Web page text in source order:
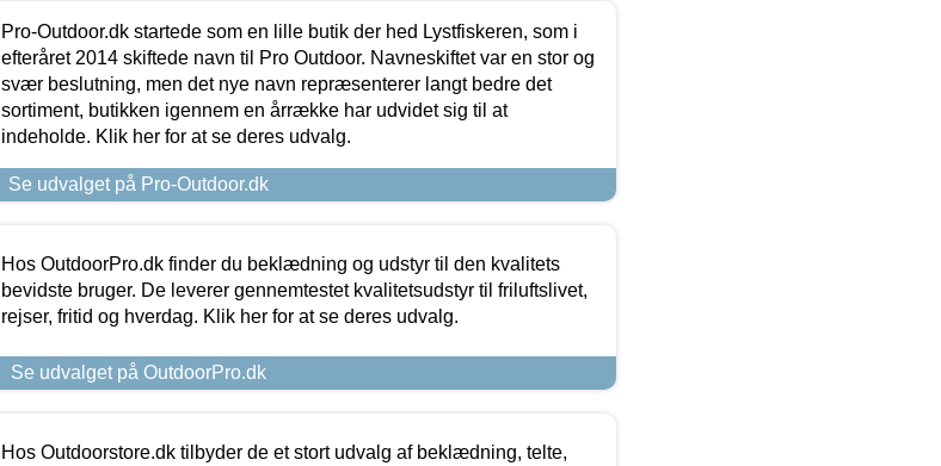
Pro-Outdoor.dk startede som en lille butik der hed Lystfiskeren, som i
efteråret 2014 skiftede navn til Pro Outdoor. Navneskiftet var en stor og
svær beslutning, men det nye navn repræsenterer langt bedre det
sortiment, butikken igennem en årrække har udvidet sig til at
indeholde. Klik her for at se deres udvalg.
Se udvalget på Pro-Outdoor.dk
Hos OutdoorPro.dk finder du beklædning og udstyr til den kvalitets
bevidste bruger. De leverer gennemtestet kvalitetsudstyr til friluftslivet,
rejser, fritid og hverdag. Klik her for at se deres udvalg.
Se udvalget på OutdoorPro.dk
Hos Outdoorstore.dk tilbyder de et stort udvalg af beklædning, telte,